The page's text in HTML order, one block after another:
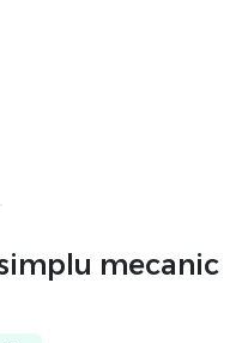
mecanic